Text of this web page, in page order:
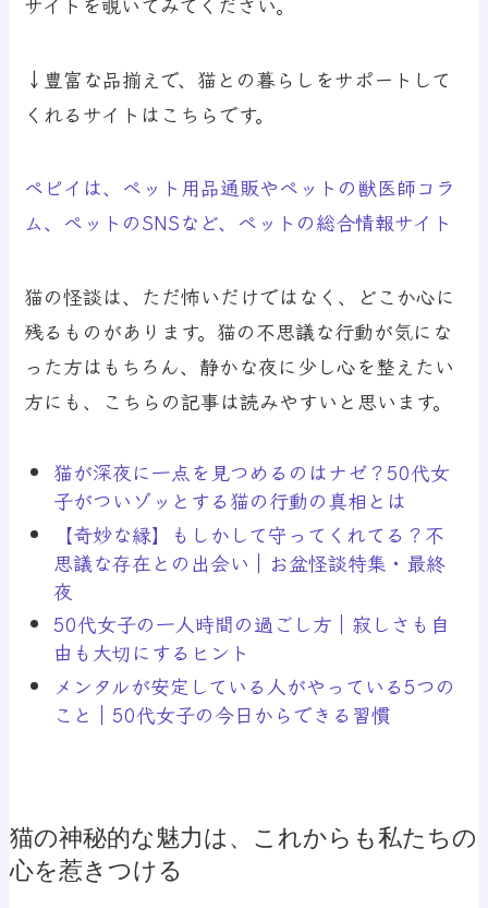
↓豊富な品揃えで、猫との暮らしをサポートして
くれるサイトはこちらです。
ペピイは、ペット用品通販やペットの獣医師コラ
ム、ペットのSNSなど、ペットの総合情報サイト
猫の怪談は、ただ怖いだけではなく、どこか心に
残るものがあります。猫の不思議な行動が気にな
った方はもちろん、静かな夜に少し心を整えたい
方にも、こちらの記事は読みやすいと思います。
猫が深夜に一点を見つめるのはナゼ？50代女
子がついゾッとする猫の行動の真相とは
【奇妙な縁】もしかして守ってくれてる？不
思議な存在との出会い｜お盆怪談特集・最終
夜
50代女子の一人時間の過ごし方｜寂しさも自
由も大切にするヒント
メンタルが安定している人がやっている5つの
こと｜50代女子の今日からできる習慣
猫の神秘的な魅力は、これからも私たちの
心を惹きつける